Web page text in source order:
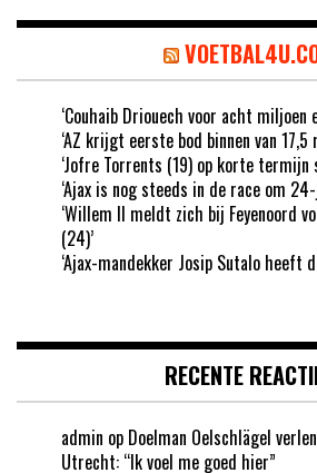
‘Couhaib Driouech voor acht miljoen
‘AZ krijgt eerste bod binnen van 17,5
‘Jofre Torrents (19) op korte termijn
‘Ajax is nog steeds in de race om
‘Willem II meldt zich bij Feyenoord
(24)’
‘Ajax-mandekker Josip Sutalo heeft
RECENTE
admin op Doelman Oelschlägel
Utrecht: “Ik voel me goed hier”